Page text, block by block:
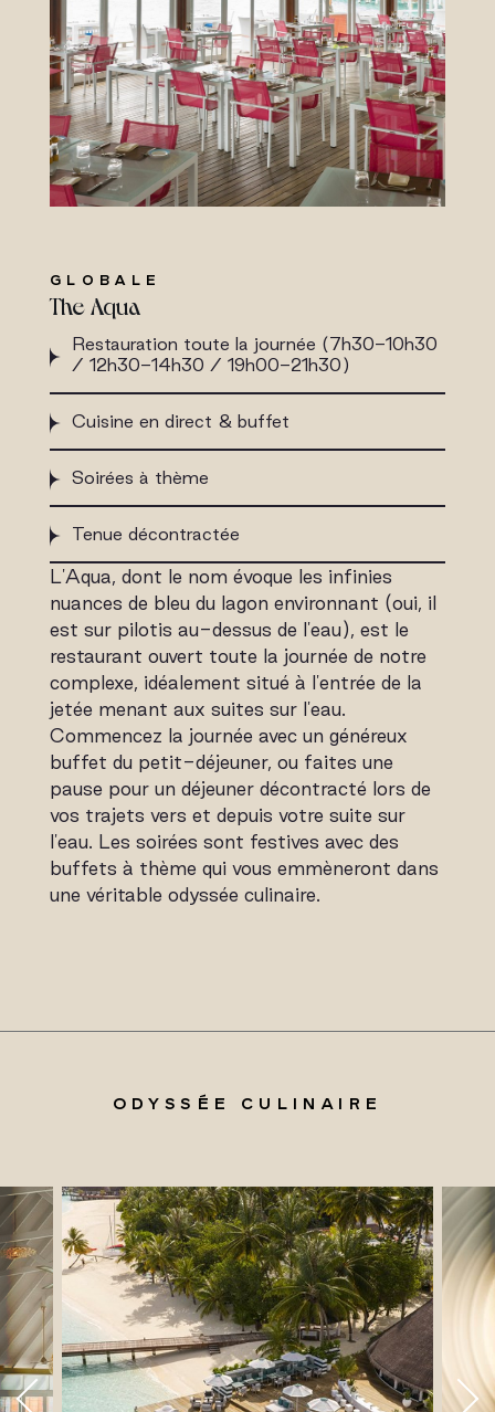
GLOBALE
The Aqua
Restauration toute la journée (7h30-10h30
/ 12h30-14h30 / 19h00-21h30)
Cuisine en direct & buffet
Soirées à thème
Tenue décontractée
L'Aqua, dont le nom évoque les infinies
nuances de bleu du lagon environnant (oui, il
est sur pilotis au-dessus de l'eau), est le
restaurant ouvert toute la journée de notre
complexe, idéalement situé à l'entrée de la
jetée menant aux suites sur l'eau.
Commencez la journée avec un généreux
buffet du petit-déjeuner, ou faites une
pause pour un déjeuner décontracté lors de
vos trajets vers et depuis votre suite sur
l'eau. Les soirées sont festives avec des
buffets à thème qui vous emmèneront dans
une véritable odyssée culinaire.
ODYSSÉE CULINAIRE